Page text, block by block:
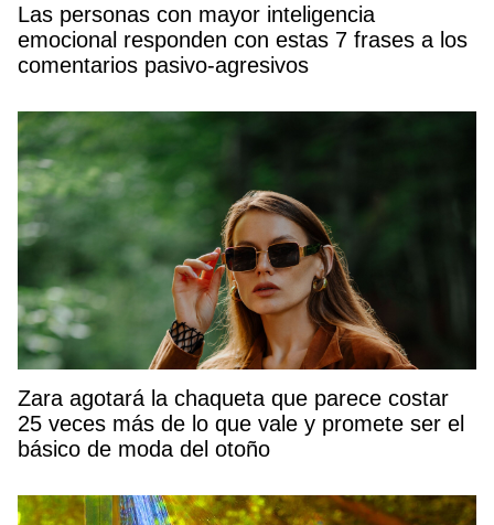
Las personas con mayor inteligencia
emocional responden con estas 7 frases a los
comentarios pasivo-agresivos
Zara agotará la chaqueta que parece costar
25 veces más de lo que vale y promete ser el
básico de moda del otoño